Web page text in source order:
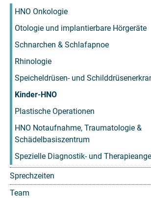
HNO Onkologie
Otologie und implantierbare Hörgeräte
Schnarchen & Schlafapnoe
Rhinologie
Speicheldrüsen- und
Kinder-HNO
Plastische Operationen
HNO Notaufnahme, Traumatologie &
Schädelbasiszentrum
Spezielle Diagnostik- und
Sprechzeiten
Team